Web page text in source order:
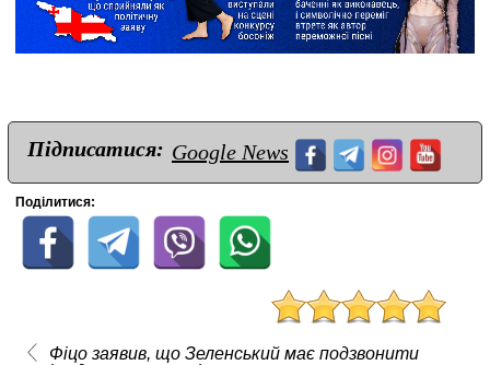
Підписатися: Google News
Поділитися:
Фіцо заявив, що Зеленський має подзвонити